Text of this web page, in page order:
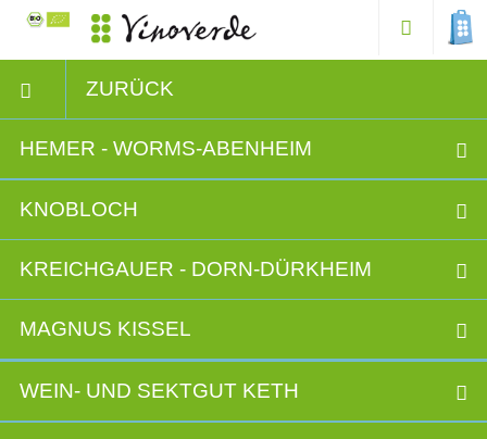
ZURÜCK
HEMER - WORMS-ABENHEIM
KNOBLOCH
KREICHGAUER - DORN-DÜRKHEIM
MAGNUS KISSEL
WEIN- UND SEKTGUT KETH